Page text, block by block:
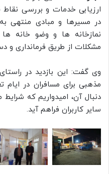
ارزیابی خدمات و بررسی
در مسیرها و مبادی منتهی
نمازخانه ها و وضو خانه
مشکلات از طریق فرمانداری و
وی گفت: این بازدید در
مذهبی برای مسافران در ایام
دنبال آن، امیدواریم که
سایر کاربران فراهم آید.